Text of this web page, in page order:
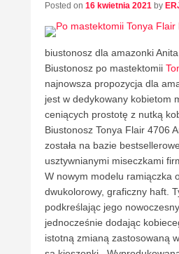
Posted on 16 kwietnia 2021 by
biustonosz dla amazonki
Biustonosz po mastektomii
najnowsza propozycja dla
jest w dedykowany kobietom
ceniących prostotę z nutką
Biustonosz Tonya Flair 4706
została na bazie
usztywnianymi miseczkami
W nowym modelu ramiączka
dwukolorowy, graficzny haft.
podkreślając jego
jednocześnie dodając
istotną zmianą zastosowaną